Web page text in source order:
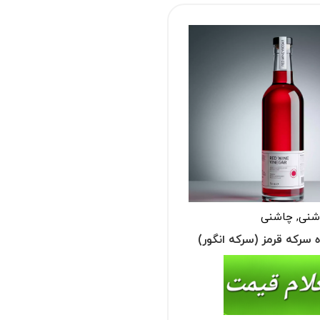
,چاشنی
سرکه قرمز (سرکه انگور)